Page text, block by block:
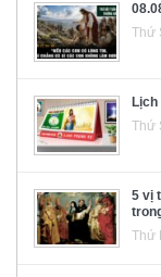
Thứ
Thứ
5 vị
Thứ